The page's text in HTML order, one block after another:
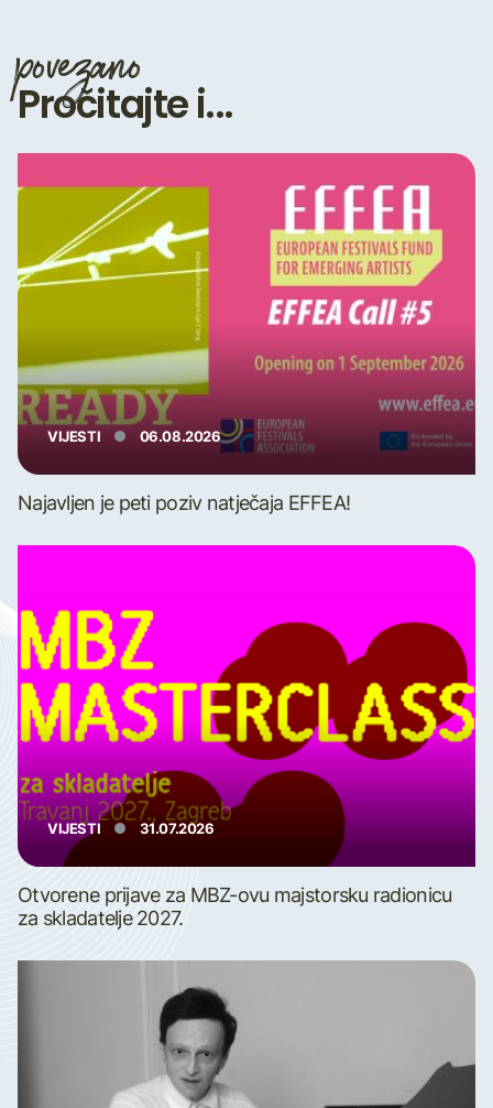
povezano
Pročitajte i...
VIJESTI 06.08.2026
Najavljen je peti poziv natječaja EFFEA!
VIJESTI 31.07.2026
Otvorene prijave za MBZ-ovu majstorsku radionicu
za skladatelje 2027.